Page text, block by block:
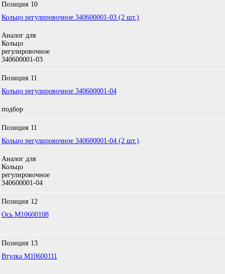
Позиция 10
Кольцо регулировочное 340600001-03 (2 шт.)
Аналог для
Кольцо
регулировочное
340600001-03
Позиция 11
Кольцо регулировочное 340600001-04
подбор
Позиция 11
Кольцо регулировочное 340600001-04 (2 шт.)
Аналог для
Кольцо
регулировочное
340600001-04
Позиция 12
Ось M10600108
Позиция 13
Втулка M10600111